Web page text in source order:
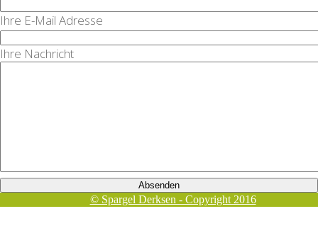
Ihre E-Mail Adresse
Ihre Nachricht
© Spargel Derksen - Copyright 2016